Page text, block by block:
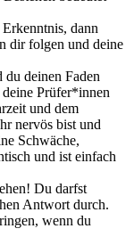
dann
dir folgen und deine
du deinen Faden
Prüfer*innen
und dem
nervös bist und
Schwäche,
und ist einfach
Du darfst
Antwort durch.
wenn du